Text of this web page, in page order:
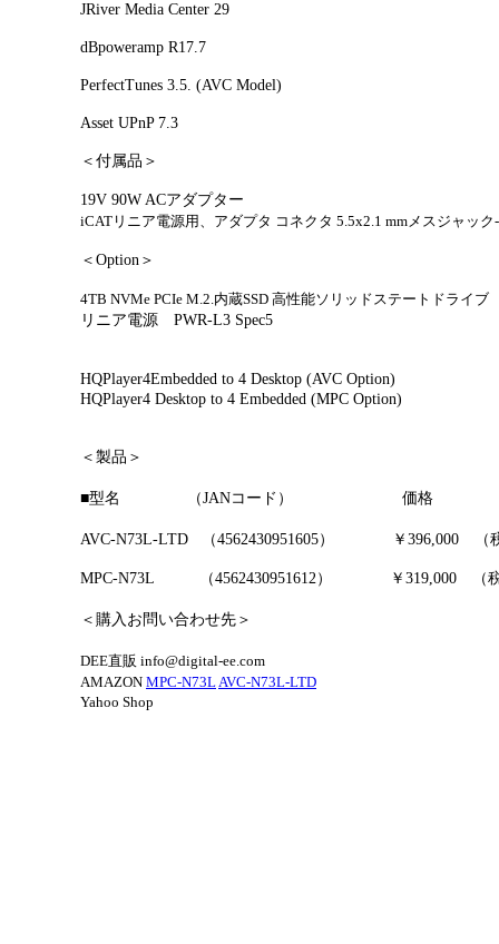
JRiver Media Center 29
dBpoweramp R17.7
PerfectTunes 3.5. (AVC Model)
Asset UPnP 7.3
＜付属品＞
19V 90W ACアダプター
iCATリニア電源用、アダプタ コネクタ 5.5x2.1 mmメスジャック
＜ Option ＞
4TB NVMe PCIe M.2.内蔵SSD 高性能ソリッドステートドライブ
リニア電源 PWR-L3 Spec5
HQPlayer4Embedded to 4 Desktop (AVC Option)
HQPlayer4 Desktop to 4 Embedded (MPC Option)
＜製品＞
■型名 （JANコード） 価格
AVC-N73L-LTD （4562430951605） ￥ 396,000 （
MPC-N73L （4562430951612） ￥ 319,000 （
＜購入お問い合わせ先＞
DEE直販 info@digital-ee.com
AMAZON MPC-N73LAVC-N73L-LTD
Yahoo Shop